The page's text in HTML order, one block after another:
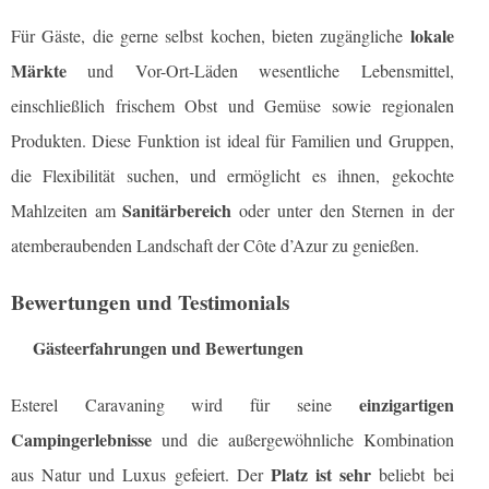
Für Gäste, die gerne selbst kochen, bieten zugängliche lokale
Märkte und Vor-Ort-Läden wesentliche Lebensmittel,
einschließlich frischem Obst und Gemüse sowie regionalen
Produkten. Diese Funktion ist ideal für Familien und Gruppen,
die Flexibilität suchen, und ermöglicht es ihnen, gekochte
Mahlzeiten amSanitärbereich oder unter den Sternen in der
atemberaubenden Landschaft der Côte d’Azur zu genießen.
Bewertungen und Testimonials
Gästeerfahrungen und Bewertungen
Esterel Caravaning wird für seine einzigartigen
Campingerlebnisse und die außergewöhnliche Kombination
aus Natur und Luxus gefeiert. Der Platz ist sehr beliebt bei